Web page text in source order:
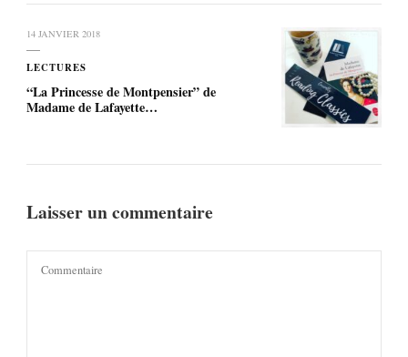
14 JANVIER 2018
LECTURES
“La Princesse de Montpensier” de
Madame de Lafayette…
Laisser un commentaire